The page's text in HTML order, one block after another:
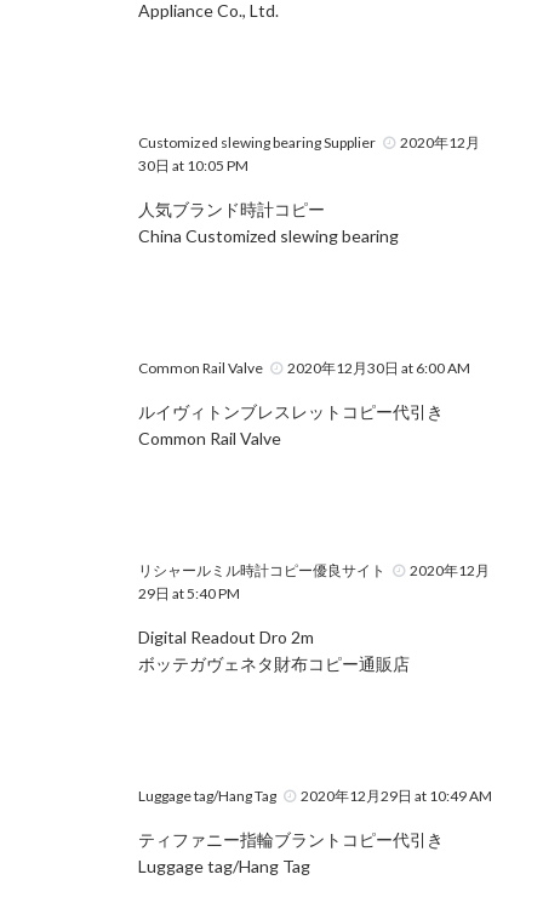
Appliance Co., Ltd.
Customized slewing bearing Supplier
2020年12月
30日 at 10:05 PM
人気ブランド時計コピー
China Customized slewing bearing
Common Rail Valve 2020年12月30日 at 6:00 AM
ルイヴィトンブレスレットコピー代引き
Common Rail Valve
リシャールミル時計コピー優良サイト
2020年12月
29日 at 5:40 PM
Digital Readout Dro 2m
ボッテガヴェネタ財布コピー通販店
Luggage tag/Hang Tag 2020年12月29日 at 10:49 AM
ティファニー指輪ブラントコピー代引き
Luggage tag/Hang Tag